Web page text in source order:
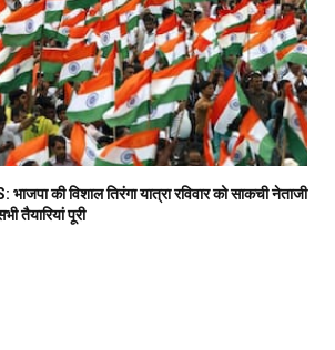
की विशाल तिरंगा यात्रा रविवार को साकची नेताजी
तैयारियां पूरी